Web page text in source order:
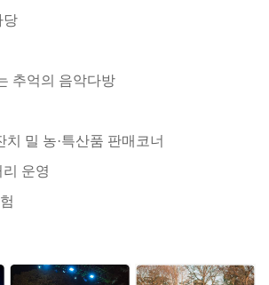
당
추억의 음악다방
치 밀 농·특산품 판매코너
운영